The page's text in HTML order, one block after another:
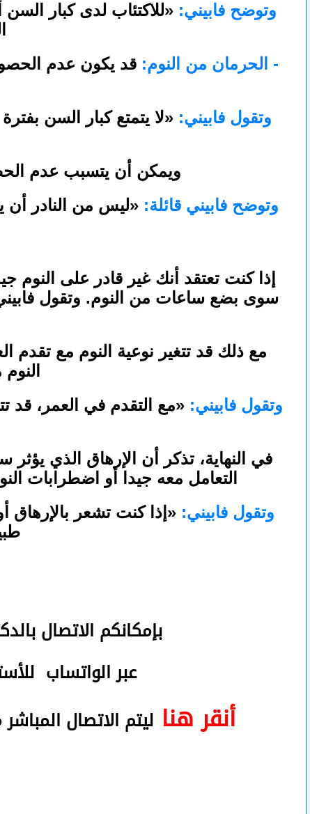
وتوضح فابيني:«للاكتئاب لدى كبار
- الحرمان من النوم:قد يكون عدم
وتقول فابيني: «لا يتمتع كبار السن
ويمكن أن يتسبب عدم
وتوضح فابيني قائلة: «ليس من النادر أن
إذا كنت تعتقد أنك غير قادر على النوم
سوى بضع ساعات من النوم. وتقول
مع ذلك قد تتغير نوعية النوم مع تقدم
وتقول فابيني:«مع التقدم في العمر، قد
في النهاية، تذكر أن الإرهاق الذي
التعامل معه جيدا أو اضطرابات
وتقول فابيني: «إذا كنت تشعر
بإمكانكم الاتصال
عبر الواتساب
أنقر هنا ليتم الاتصال